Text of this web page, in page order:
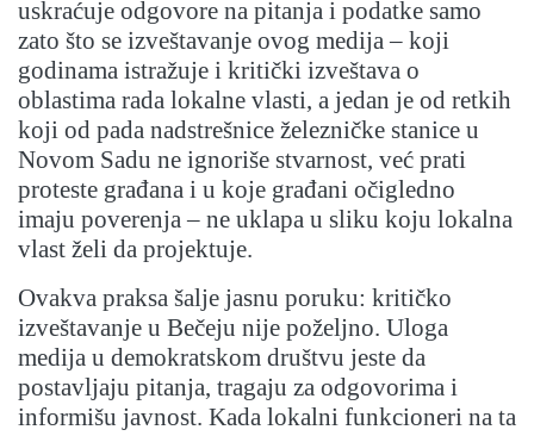
uskraćuje odgovore na pitanja i podatke samo
zato što se izveštavanje ovog medija – koji
godinama istražuje i kritički izveštava o
oblastima rada lokalne vlasti, a jedan je od retkih
koji od pada nadstrešnice železničke stanice u
Novom Sadu ne ignoriše stvarnost, već prati
proteste građana i u koje građani očigledno
imaju poverenja – ne uklapa u sliku koju lokalna
vlast želi da projektuje.
Ovakva praksa šalje jasnu poruku: kritičko
izveštavanje u Bečeju nije poželjno. Uloga
medija u demokratskom društvu jeste da
postavljaju pitanja, tragaju za odgovorima i
informišu javnost. Kada lokalni funkcioneri na ta